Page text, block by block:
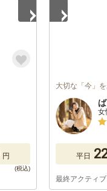
円
大切な「今」
女
平日
最終アクティ